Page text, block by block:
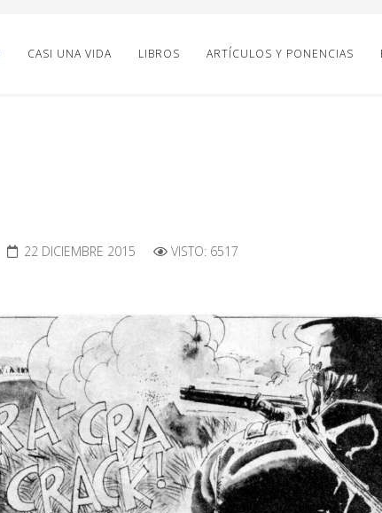
CASI UNA VIDA LIBROS ARTÍCULOS Y PONENCIAS
22 DICIEMBRE 2015 VISTO: 6517